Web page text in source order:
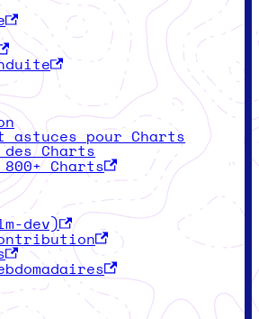
astuces pour Charts
des Charts
800+ Charts
dev)